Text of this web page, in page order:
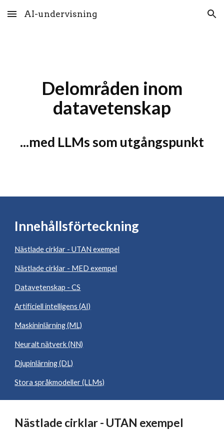
Skip to main content Skip to navigation
AI-undervisning
Delområden inom
datavetenskap
...med LLMs som utgångspunkt
Innehållsförteckning
Nästlade cirklar - UTAN exempel
Nästlade cirklar - MED exempel
Datavetenskap - CS
Artificiell intelligens (AI)
Maskininlärning (ML)
Neuralt nätverk (NN)
Djupinlärning (DL)
Stora språkmodeller (LLMs)
Nästlade cirklar - UTAN exempel